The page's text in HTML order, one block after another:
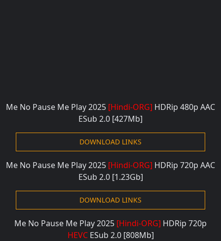
Me No Pause Me Play 2025 [Hindi-ORG] HDRip 480p AAC
ESub 2.0 [427Mb]
DOWNLOAD LINKS
Me No Pause Me Play 2025 [Hindi-ORG] HDRip 720p AAC
ESub 2.0 [1.23Gb]
DOWNLOAD LINKS
Me No Pause Me Play 2025 [Hindi-ORG] HDRip 720p
HEVC ESub 2.0 [808Mb]